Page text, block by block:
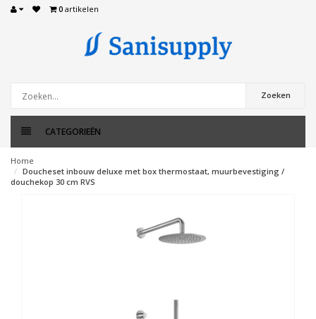
0 artikelen
Zoeken
CATEGORIEËN
Home
Doucheset inbouw deluxe met box thermostaat, muurbevestiging /
douchekop 30 cm RVS